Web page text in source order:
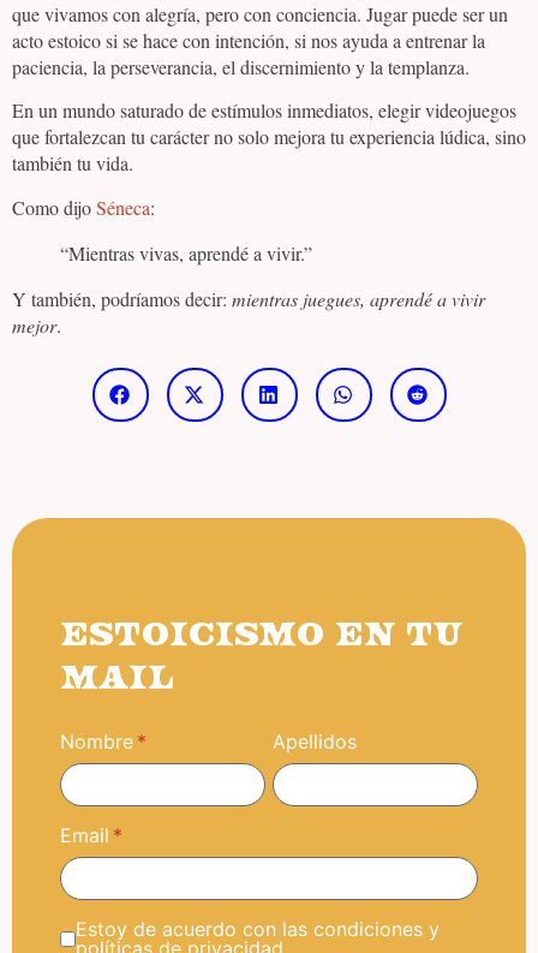
que vivamos con alegría, pero con conciencia. Jugar puede ser un
acto estoico si se hace con intención, si nos ayuda a entrenar la
paciencia, la perseverancia, el discernimiento y la templanza.
En un mundo saturado de estímulos inmediatos, elegir videojuegos
que fortalezcan tu carácter no solo mejora tu experiencia lúdica, sino
también tu vida.
Como dijoSéneca:
“Mientras vivas, aprendé a vivir.”
Y también, podríamos decir: mientras juegues, aprendé a vivir
mejor.
ESTOICISMO EN TU
MAIL
Nombre Apellidos
Email
Estoy de acuerdo con las condiciones y